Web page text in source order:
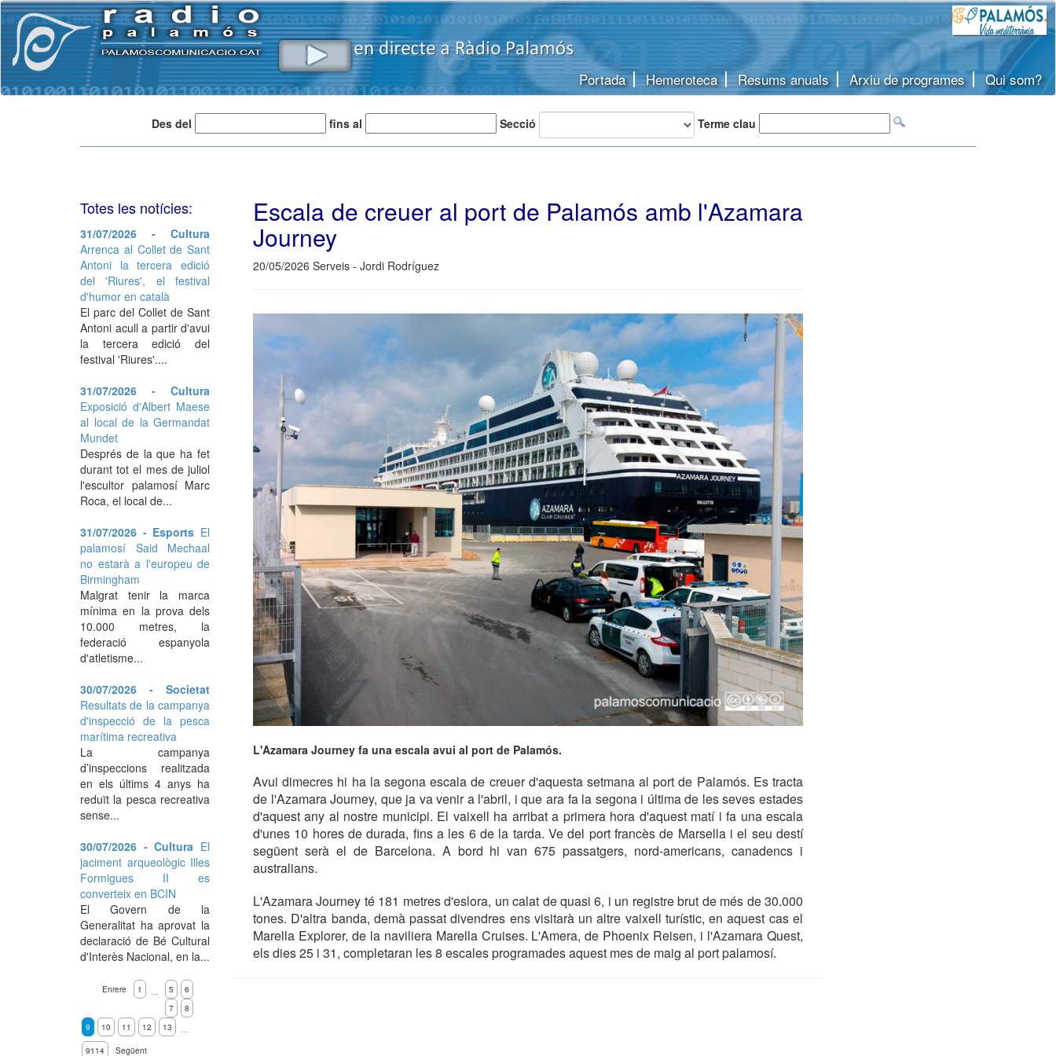
Portada Hemeroteca Resums anuals Arxiu de programes Qui som?
Des del fins al Secció Terme clau
Escala de creuer al port de Palamós amb l'Azamara
Journey
20/05/2026 Serveis - Jordi Rodríguez
L'Azamara Journey fa una escala avui al port de Palamós.
Avui dimecres hi ha la segona escala de creuer d'aquesta setmana al port de Palamós. Es tracta
de l'Azamara Journey, que ja va venir a l'abril, i que ara fa la segona i última de les seves estades
d'aquest any al nostre municipi. El vaixell ha arribat a primera hora d'aquest matí i fa una escala
d'unes 10 hores de durada, fins a les 6 de la tarda. Ve del port francès de Marsella i el seu destí
següent serà el de Barcelona. A bord hi van 675 passatgers, nord-americans, canadencs i
australians.
L'Azamara Journey té 181 metres d'eslora, un calat de quasi 6, i un registre brut de més de 30.000
tones. D'altra banda, demà passat divendres ens visitarà un altre vaixell turístic, en aquest cas el
Marella Explorer, de la naviliera Marella Cruises. L'Amera, de Phoenix Reisen, i l'Azamara Quest,
els dies 25 i 31, completaran les 8 escales programades aquest mes de maig al port palamosí.
Totes les notícies:
31/07/2026 - Cultura
Arrenca al Collet de Sant
Antoni la tercera edició
del 'Riures', el festival
d'humor en català
El parc del Collet de Sant
Antoni acull a partir d'avui
la tercera edició del
festival 'Riures'....
31/07/2026 - Cultura
Exposició d'Albert Maese
al local de la Germandat
Mundet
Després de la que ha fet
durant tot el mes de juliol
l'escultor palamosí Marc
Roca, el local de...
31/07/2026 - Esports El
palamosí Said Mechaal
no estarà a l'europeu de
Birmingham
Malgrat tenir la marca
mínima en la prova dels
10.000 metres, la
federació espanyola
d'atletisme...
30/07/2026 - Societat
Resultats de la campanya
d'inspecció de la pesca
marítima recreativa
La campanya
d’inspeccions realitzada
en els últims 4 anys ha
reduït la pesca recreativa
sense...
30/07/2026 - Cultura El
jaciment arqueològic Illes
Formigues II es
converteix en BCIN
El Govern de la
Generalitat ha aprovat la
declaració de Bé Cultural
d'Interès Nacional, en la...
Enrere 1 … 5
6
7
8
9
10 11 12 13
…
9114
Següent